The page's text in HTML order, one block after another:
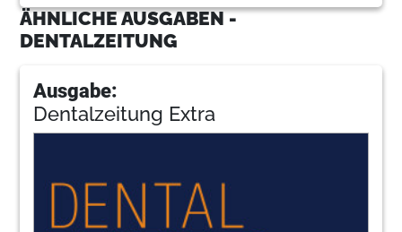
ÄHNLICHE AUSGABEN -
DENTALZEITUNG
Ausgabe:
Dentalzeitung Extra